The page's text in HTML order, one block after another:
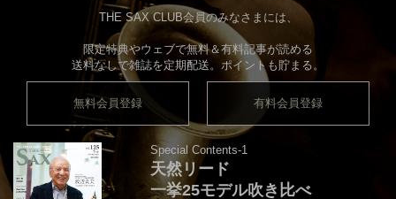
THE SAX CLUB会員のみなさまには、
限定特典やウェブで無料＆有料記事が読める
送料なしで雑誌を定期配送。ポイントも貯まる。
無料会員登録 有料会員登録
Special Contents-1
天然リード
一挙25モデル吹き比べ